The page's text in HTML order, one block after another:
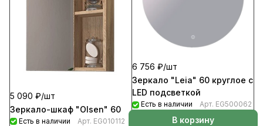
5 090 ₽/шт
Зеркало-шкаф "Olsen" 60
Есть в наличии Арт. EG010112
6 756 ₽/шт
Зеркало "Leia" 60 круглое с
LED подсветкой
Есть в наличии Арт. EG500062
В корзину